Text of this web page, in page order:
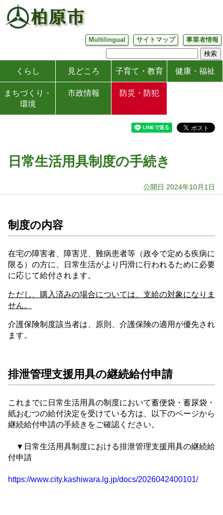
Multilingual サイトマップ 事業者情報
くらし 見どころ 子育て・教育 健康・福祉
まちづくり・
環境
市政情報 防災・防犯
日常生活用具制度の手続き
公開日 2024年10月1日
制度の内容
在宅の障害者、障害児、難病患者等（政令で定める疾病に
限る）の方に、日常生活がより円滑に行われるために必要
に応じて給付されます。
ただし、購入済みの場合については、支給の対象になりま
せん。
介護保険制度該当者は、原則、介護保険の適用が優先され
ます。
排泄管理支援用具の継続給付申請
これまでに日常生活用具の制度において蓄便袋・蓄尿袋・
紙おむつの給付決定を受けている方は、以下のページから
継続給付申請の手続きをご確認ください。
▼日常生活用具制度における排泄管理支援用具の継続給
付申請
https://www.city.kashiwara.lg.jp/docs/2026042400101/